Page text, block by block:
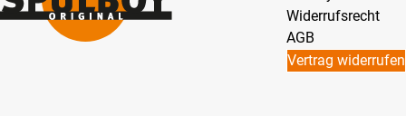
Widerrufsrecht
AGB
Vertrag widerrufen